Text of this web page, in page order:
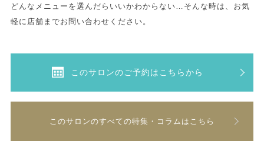
どんなメニューを選んだらいいかわからない…そんな時は、お気
軽に店舗までお問い合わせください。
このサロンのご予約はこちらから
このサロンのすべての特集・コラムはこちら